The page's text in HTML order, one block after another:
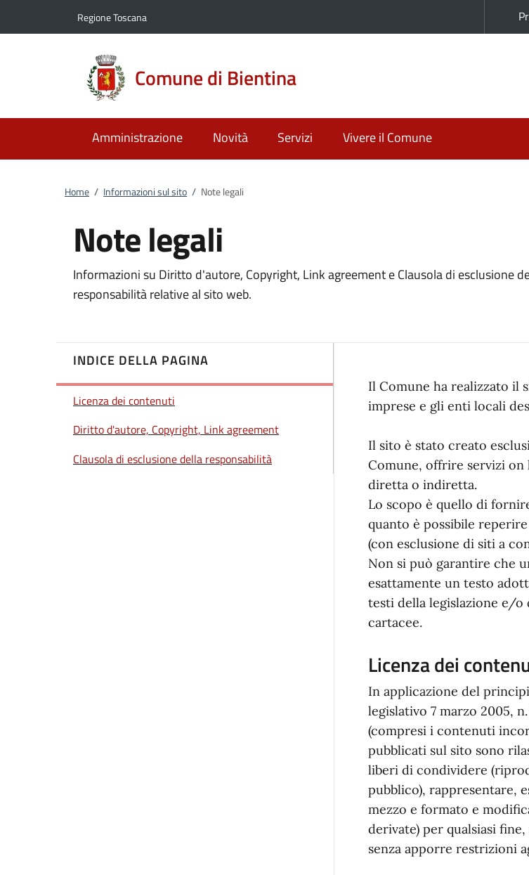
Regione Toscana
Comune di Bientina
Amministrazione Novità Servizi Vivere il Comune
Home / Informazioni sul sito / Note legali
Note legali
Informazioni su Diritto d'autore, Copyright, Link agreement e Clausola di esclusione
responsabilità relative al sito web.
INDICE DELLA PAGINA
Licenza dei contenuti
Diritto d'autore, Copyright, Link agreement
Clausola di esclusione della responsabilità
Il Comune ha realizzato il
imprese e gli enti locali
Il sito è stato creato
Comune, offrire servizi on
diretta o indiretta.
Lo scopo è quello di
quanto è possibile
(con esclusione di siti a
Non si può garantire che
esattamente un testo
testi della legislazione e/
cartacee.
Licenza dei
In applicazione del
legislativo 7 marzo 2005,
(compresi i contenuti
pubblicati sul sito sono
liberi di condividere
pubblico), rappresentare,
mezzo e formato e
derivate) per qualsiasi
senza apporre restrizioni